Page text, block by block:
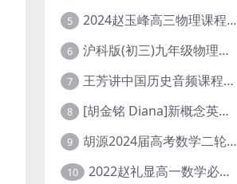
5 2024赵玉峰高三物理课程24年高考物理一轮复习网课教程
6 沪科版(初三)九年级物理全一册网课教学视频全集(录播版 杜春雨 66讲)
7 王芳讲中国历史音频课程全集(上下五千年)
8 [胡金铭 Diana]新概念英语第1册教学视频课程(全集 百度网盘下载)
9 胡源2024届高考数学二轮寒假春季精讲 百度网盘分享
10 2022赵礼显高一数学必修一课程视频资源(秋季班 含讲义)百度网盘云